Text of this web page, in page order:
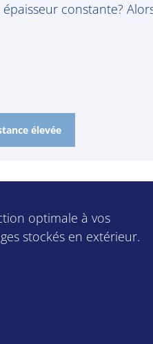
constante?
élevée
optimale à vos
stockés en extérieur.